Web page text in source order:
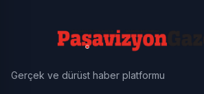
Gerçek ve dürüst haber platformu